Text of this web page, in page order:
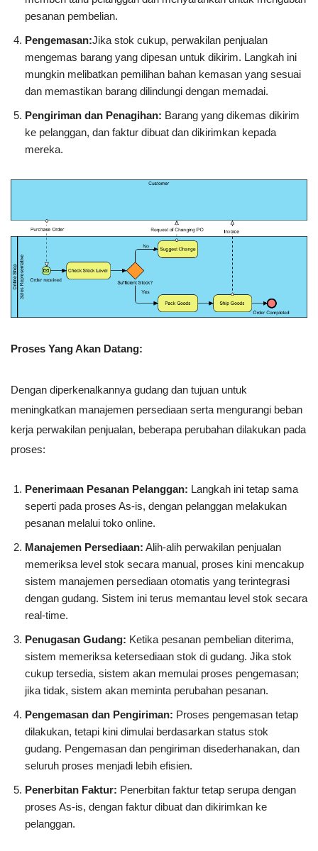
pesanan pembelian.
Pengemasan:Jika stok cukup, perwakilan penjualan
mengemas barang yang dipesan untuk dikirim. Langkah ini
mungkin melibatkan pemilihan bahan kemasan yang sesuai
dan memastikan barang dilindungi dengan memadai.
Pengiriman dan Penagihan: Barang yang dikemas dikirim
ke pelanggan, dan faktur dibuat dan dikirimkan kepada
mereka.
Proses Yang Akan Datang:
Dengan diperkenalkannya gudang dan tujuan untuk
meningkatkan manajemen persediaan serta mengurangi beban
kerja perwakilan penjualan, beberapa perubahan dilakukan pada
proses:
Penerimaan Pesanan Pelanggan: Langkah ini tetap sama
seperti pada proses As-is, dengan pelanggan melakukan
pesanan melalui toko online.
Manajemen Persediaan: Alih-alih perwakilan penjualan
memeriksa level stok secara manual, proses kini mencakup
sistem manajemen persediaan otomatis yang terintegrasi
dengan gudang. Sistem ini terus memantau level stok secara
real-time.
Penugasan Gudang: Ketika pesanan pembelian diterima,
sistem memeriksa ketersediaan stok di gudang. Jika stok
cukup tersedia, sistem akan memulai proses pengemasan;
jika tidak, sistem akan meminta perubahan pesanan.
Pengemasan dan Pengiriman: Proses pengemasan tetap
dilakukan, tetapi kini dimulai berdasarkan status stok
gudang. Pengemasan dan pengiriman disederhanakan, dan
seluruh proses menjadi lebih efisien.
Penerbitan Faktur: Penerbitan faktur tetap serupa dengan
proses As-is, dengan faktur dibuat dan dikirimkan ke
pelanggan.